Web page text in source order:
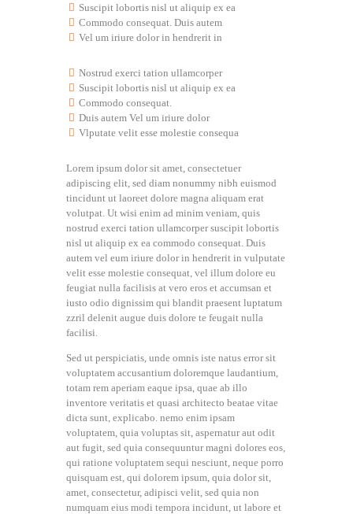
Suscipit lobortis nisl ut aliquip ex ea
Commodo consequat. Duis autem
Vel um iriure dolor in hendrerit in
Nostrud exerci tation ullamcorper
Suscipit lobortis nisl ut aliquip ex ea
Commodo consequat.
Duis autem Vel um iriure dolor
Vlputate velit esse molestie consequa
Lorem ipsum dolor sit amet, consectetuer
adipiscing elit, sed diam nonummy nibh euismod
tincidunt ut laoreet dolore magna aliquam erat
volutpat. Ut wisi enim ad minim veniam, quis
nostrud exerci tation ullamcorper suscipit lobortis
nisl ut aliquip ex ea commodo consequat. Duis
autem vel eum iriure dolor in hendrerit in vulputate
velit esse molestie consequat, vel illum dolore eu
feugiat nulla facilisis at vero eros et accumsan et
iusto odio dignissim qui blandit praesent luptatum
zzril delenit augue duis dolore te feugait nulla
facilisi.
Sed ut perspiciatis, unde omnis iste natus error sit
voluptatem accusantium doloremque laudantium,
totam rem aperiam eaque ipsa, quae ab illo
inventore veritatis et quasi architecto beatae vitae
dicta sunt, explicabo. nemo enim ipsam
voluptatem, quia voluptas sit, aspernatur aut odit
aut fugit, sed quia consequuntur magni dolores eos,
qui ratione voluptatem sequi nesciunt, neque porro
quisquam est, qui dolorem ipsum, quia dolor sit,
amet, consectetur, adipisci velit, sed quia non
numquam eius modi tempora incidunt, ut labore et